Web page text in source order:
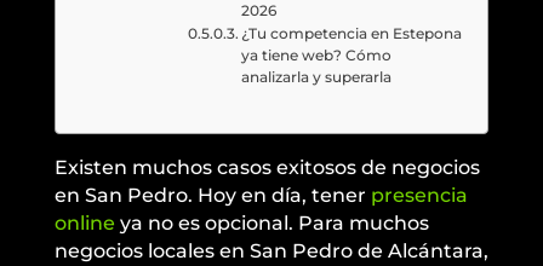
2026
¿Tu competencia en Estepona
ya tiene web? Cómo
analizarla y superarla
Existen muchos casos exitosos de negocios
en San Pedro. Hoy en día, tener presencia
online ya no es opcional. Para muchos
negocios locales en San Pedro de Alcántara,